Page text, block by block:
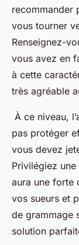
recommander
vous tourner
Renseignez-
vous avez en
à cette
très agréable
À ce niveau,
pas protéger
vous devez
Privilégiez
aura une forte
vos sueurs et
de grammage
solution